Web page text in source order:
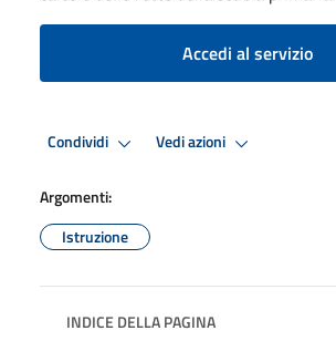
Accedi al servizio
Condividi Vedi azioni
Argomenti:
Istruzione
INDICE DELLA PAGINA